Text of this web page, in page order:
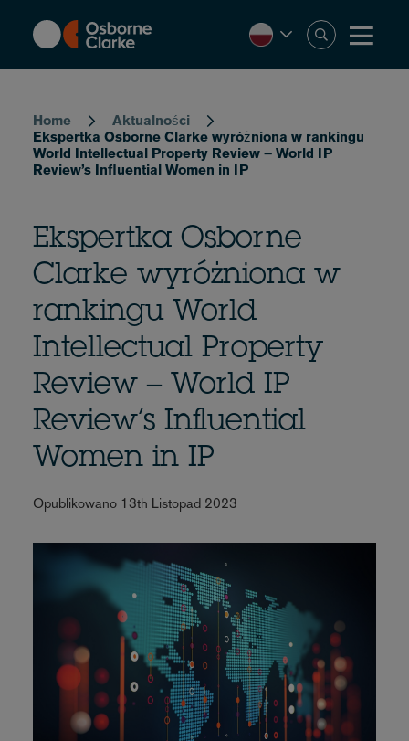
content
Home
Aktualności
Ekspertka Osborne Clarke wyróżniona w rankingu
World Intellectual Property Review – World IP
Review’s Influential Women in IP
Ekspertka Osborne
Clarke wyróżniona w
rankingu World
Intellectual Property
Review – World IP
Review’s Influential
Women in IP
Opublikowano 13th Listopad 2023